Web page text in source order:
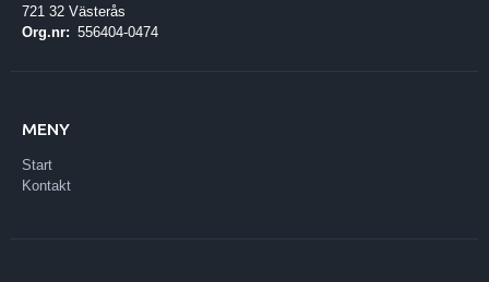
721 32 Västerås
Org.nr: 556404-0474
MENY
Start
Kontakt